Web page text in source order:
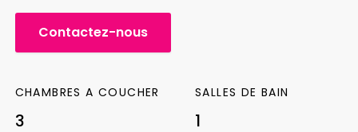
salle d’eau, et box
RARE SUR LE SECTEUR !
copropriété, il représente les lots n° 1 et 48
Contactez-nous
CHAMBRES A COUCHER
3
SALLES DE BAIN
1